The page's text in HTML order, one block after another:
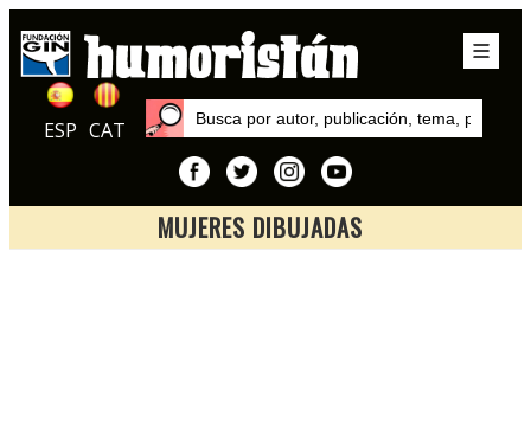
ESP CAT
MUJERES DIBUJADAS